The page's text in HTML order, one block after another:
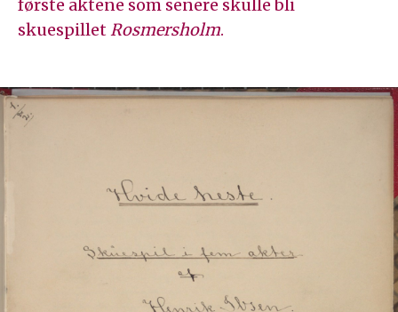
første aktene som senere skulle bli
skuespilletRosmersholm.